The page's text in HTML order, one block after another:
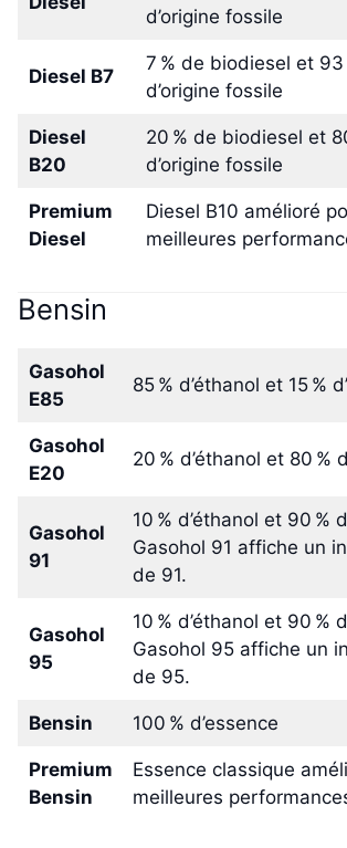
d’origine fossile
Diesel B7
7 % de biodiesel et 93
d’origine fossile
Diesel
B20
20 % de biodiesel et
d’origine fossile
Premium
Diesel
Diesel B10 amélioré
meilleures
Bensin
Gasohol
E85
85 % d’éthanol et 15 %
Gasohol
E20
20 % d’éthanol et 80 %
Gasohol
91
10 % d’éthanol et 90 %
Gasohol 91 affiche un
de 91.
Gasohol
95
10 % d’éthanol et 90 %
Gasohol 95 affiche un
de 95.
Bensin 100 % d’essence
Premium
Bensin
Essence classique
meilleures